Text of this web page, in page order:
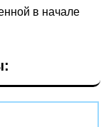
в начале